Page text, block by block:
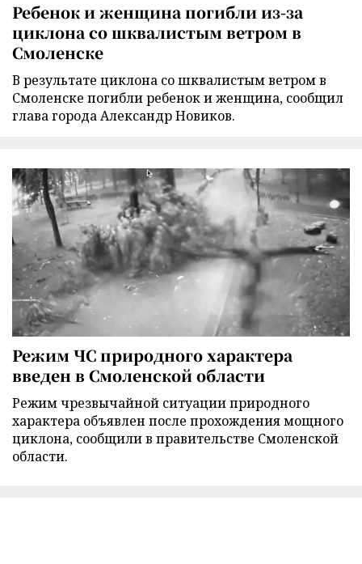
Ребенок и женщина погибли из-за
циклона со шквалистым ветром в
Смоленске
В результате циклона со шквалистым ветром в
Смоленске погибли ребенок и женщина, сообщил
глава города Александр Новиков.
Режим ЧС природного характера
введен в Смоленской области
Режим чрезвычайной ситуации природного
характера объявлен после прохождения мощного
циклона, сообщили в правительстве Смоленской
области.